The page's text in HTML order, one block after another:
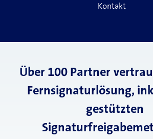
Kontakt
Über 100 Partner
Fernsignaturlösung,
gestützten